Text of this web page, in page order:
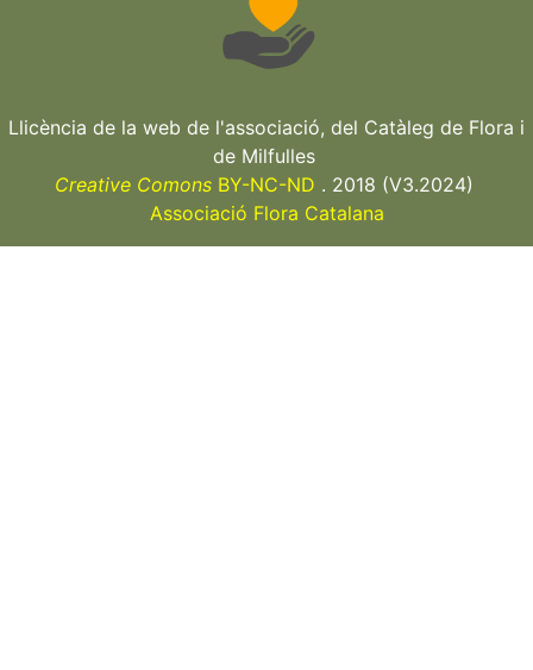
Llicència de la web de l'associació, del Catàleg de Flora i
de Milfulles
Creative ComonsBY-NC-ND . 2018 (V3.2024)
Associació Flora Catalana